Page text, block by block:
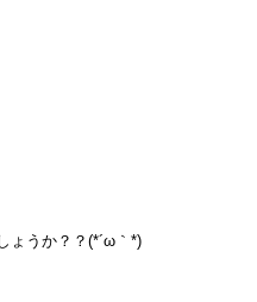
ょうか？？(*´ω｀*)